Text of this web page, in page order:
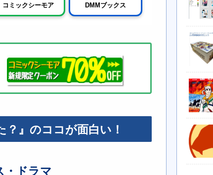
コミックシーモア DMMブックス
？』のココが面白い！
・ドラマ